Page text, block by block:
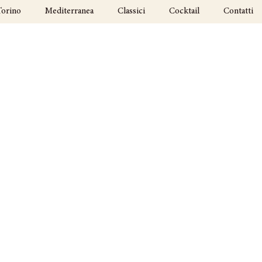
Mediterranea Classici Cocktail Contatti